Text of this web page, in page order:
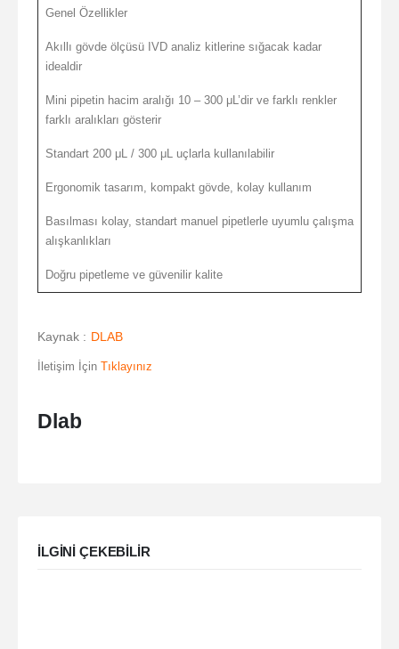
Genel Özellikler
Akıllı gövde ölçüsü IVD analiz kitlerine sığacak kadar
idealdir
Mini pipetin hacim aralığı 10 – 300 μL’dir ve farklı renkler
farklı aralıkları gösterir
Standart 200 μL / 300 μL uçlarla kullanılabilir
Ergonomik tasarım, kompakt gövde, kolay kullanım
Basılması kolay, standart manuel pipetlerle uyumlu çalışma
alışkanlıkları
Doğru pipetleme ve güvenilir kalite
Kaynak : DLAB
İletişim İçin Tıklayınız
Dlab
ILGINI ÇEKEBILIR